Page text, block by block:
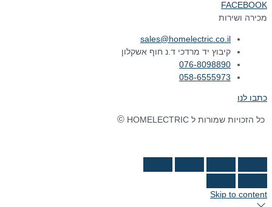
FACEBOOK
מכירה ושירות
sales@homelectric.co.il
קיבוץ יד מרדכי ד.נ חוף אשקלון
076-8098890
058-6555973
כתבו לנו
כל הזכויות שמורות ל HOMELECTRIC ©
Skip to content